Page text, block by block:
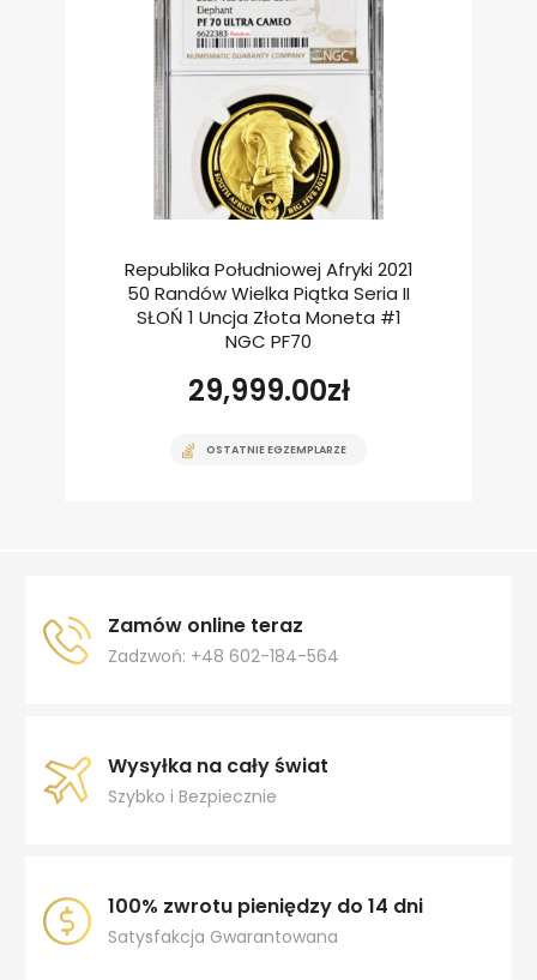
Republika Południowej Afryki 2021
50 Randów Wielka Piątka Seria II
SŁOŃ 1 Uncja Złota Moneta #1
NGC PF70
29,999.00zł
OSTATNIE EGZEMPLARZE
Zamów online teraz
Zadzwoń: +48 602-184-564
Wysyłka na cały świat
Szybko i Bezpiecznie
100% zwrotu pieniędzy do 14 dni
Satysfakcja Gwarantowana